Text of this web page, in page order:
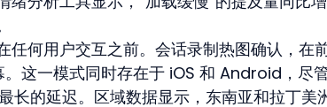
任何用户交互之前。会话录制热图确认，在
这一模式同时存在于 iOS 和 Android，尽
的延迟。区域数据显示，东南亚和拉丁美